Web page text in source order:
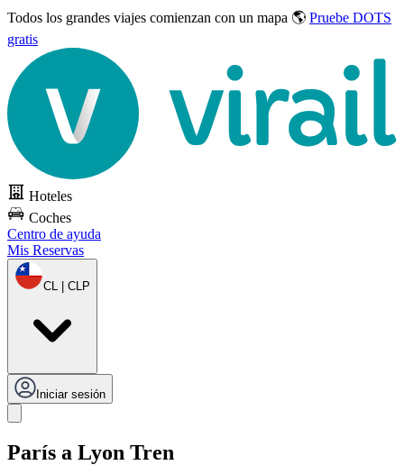
Todos los grandes viajes comienzan con un mapa 🌎 Pruebe DOTS
gratis
Hoteles
Coches
Centro de ayuda
Mis Reservas
CL | CLP
Iniciar sesión
París a Lyon Tren